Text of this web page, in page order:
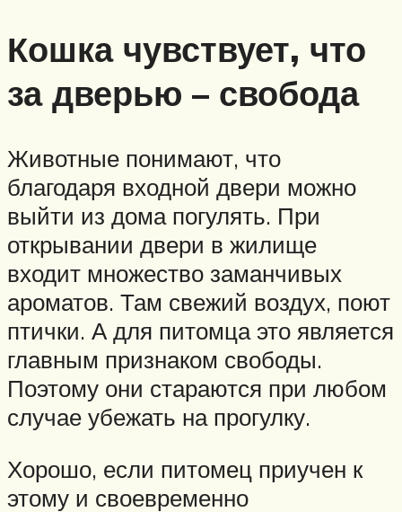
Кошка чувствует, что
за дверью – свобода
Животные понимают, что
благодаря входной двери можно
выйти из дома погулять. При
открывании двери в жилище
входит множество заманчивых
ароматов. Там свежий воздух, поют
птички. А для питомца это является
главным признаком свободы.
Поэтому они стараются при любом
случае убежать на прогулку.
Хорошо, если питомец приучен к
этому и своевременно